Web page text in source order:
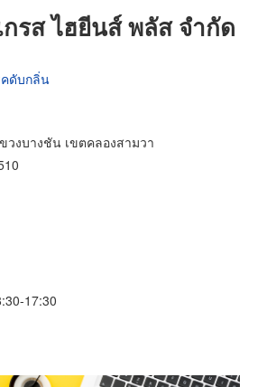
รส ไฮยีนส์ พลัส จำกัด
ดับกลิ่น
วงบางชัน เขตคลองสามวา
17:30